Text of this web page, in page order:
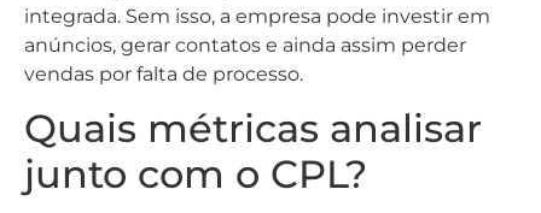
integrada. Sem isso, a empresa pode investir em
anúncios, gerar contatos e ainda assim perder
vendas por falta de processo.
Quais métricas analisar
junto com o CPL?